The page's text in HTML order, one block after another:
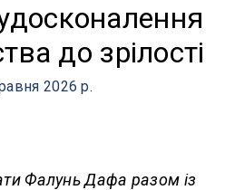
до зрілості
2026 р.
Фалунь Дафа разом із